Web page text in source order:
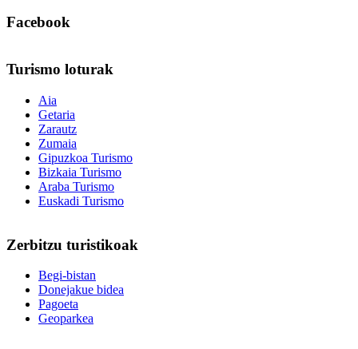
Facebook
Turismo loturak
Aia
Getaria
Zarautz
Zumaia
Gipuzkoa Turismo
Bizkaia Turismo
Araba Turismo
Euskadi Turismo
Zerbitzu turistikoak
Begi-bistan
Donejakue bidea
Pagoeta
Geoparkea